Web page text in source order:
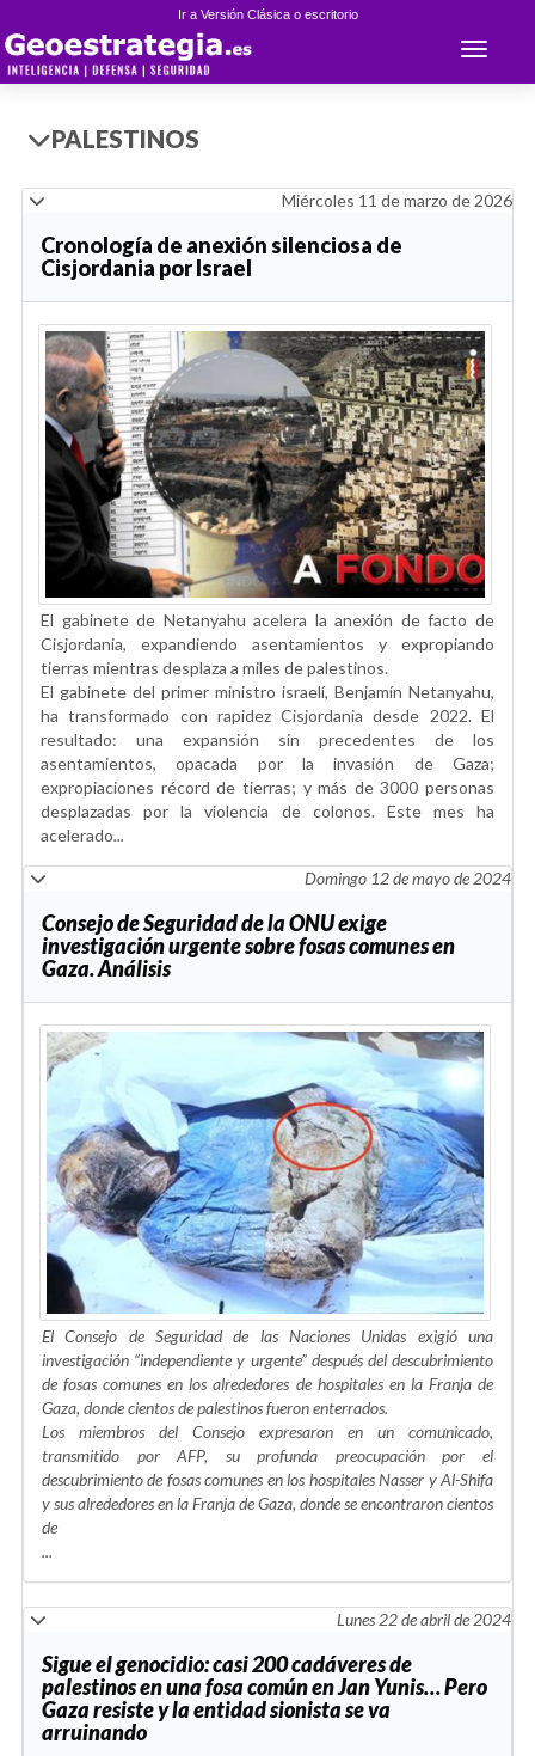
Ir a Versión Clásica o escritorio
Toggle
PALESTINOS
Miércoles 11 de marzo de 2026
Cronología de anexión silenciosa de
Cisjordania por Israel
El gabinete de Netanyahu acelera la anexión de facto de
Cisjordania, expandiendo asentamientos y expropiando
tierras mientras desplaza a miles de palestinos.
El gabinete del primer ministro israelí, Benjamín Netanyahu,
ha transformado con rapidez Cisjordania desde 2022. El
resultado: una expansión sin precedentes de los
asentamientos, opacada por la invasión de Gaza;
expropiaciones récord de tierras; y más de 3000 personas
desplazadas por la violencia de colonos. Este mes ha
acelerado...
Domingo 12 de mayo de 2024
Consejo de Seguridad de la ONU exige
investigación urgente sobre fosas comunes en
Gaza. Análisis
El Consejo de Seguridad de las Naciones Unidas exigió una
investigación “independiente y urgente” después del descubrimiento
de fosas comunes en los alrededores de hospitales en la Franja de
Gaza, donde cientos de palestinos fueron enterrados.
Los miembros del Consejo expresaron en un comunicado,
transmitido por AFP, su profunda preocupación por el
descubrimiento de fosas comunes en los hospitales Nasser y Al-Shifa
y sus alrededores en la Franja de Gaza, donde se encontraron cientos
de
...
Lunes 22 de abril de 2024
Sigue el genocidio: casi 200 cadáveres de
palestinos en una fosa común en Jan Yunis… Pero
Gaza resiste y la entidad sionista se va
arruinando